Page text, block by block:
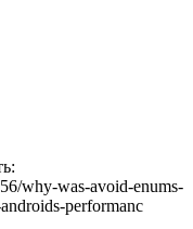
why-was-avoid-enums-
performanc